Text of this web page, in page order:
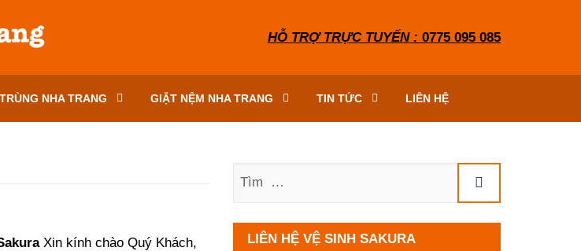
HỖ TRỢ TRỰC TUYẾN : 0775 095 085
NHA TRANG GIẶT NỆM NHA TRANG TIN TỨC LIÊN HỆ
Xin kính chào Quý Khách,
LIÊN HỆ VỆ SINH SAKURA